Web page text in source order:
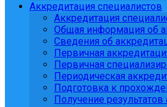
Аккредитация специалистов
Аккредитация
Общая информация об
Сведения об
Первичная
Первичная
Периодическая
Подготовка к
Получение